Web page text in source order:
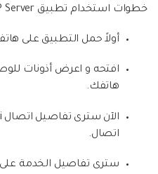
خطوات استخدام تطبيق WiFi FTP Server:
أولاً حمل التطبيق على
افتحه و اعرض أذونات
هاتفك.
الآن سترى تفاصيل اتصال WiFi. فاضغط على
اتصال.
سترى تفاصيل الخدمة